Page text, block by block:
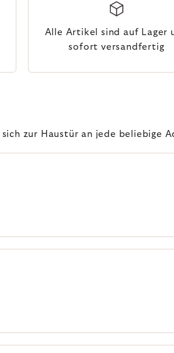
Alle Artikel sind auf Lager
sofort versandfertig
zur Haustür an jede beliebige